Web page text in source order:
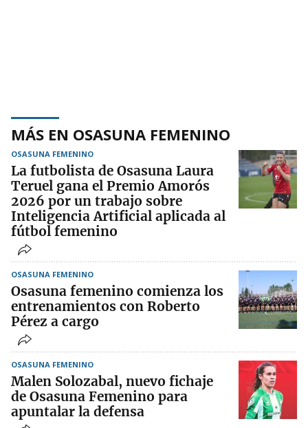
MÁS EN OSASUNA FEMENINO
OSASUNA FEMENINO
La futbolista de Osasuna Laura
Teruel gana el Premio Amorós
2026 por un trabajo sobre
Inteligencia Artificial aplicada al
fútbol femenino
OSASUNA FEMENINO
Osasuna femenino comienza los
entrenamientos con Roberto
Pérez a cargo
OSASUNA FEMENINO
Malen Solozabal, nuevo fichaje
de Osasuna Femenino para
apuntalar la defensa